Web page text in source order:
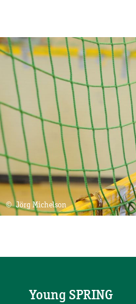
© Jörg Michelson
Young SPRING